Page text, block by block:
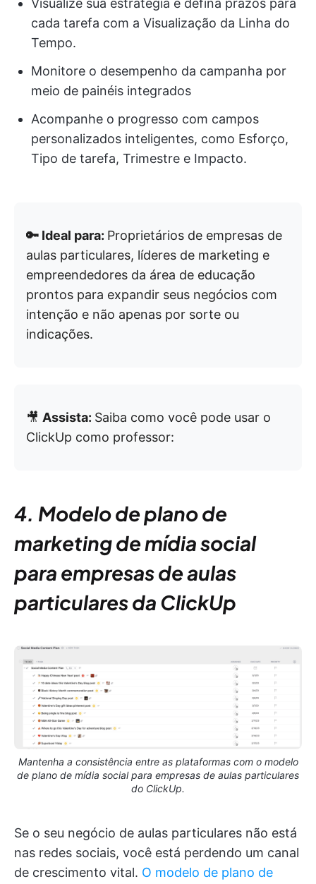
Visualize sua estratégia e defina prazos para
cada tarefa com a Visualização da Linha do
Tempo.
Monitore o desempenho da campanha por
meio de painéis integrados
Acompanhe o progresso com campos
personalizados inteligentes, como Esforço,
Tipo de tarefa, Trimestre e Impacto.
🔑 Ideal para: Proprietários de empresas de
aulas particulares, líderes de marketing e
empreendedores da área de educação
prontos para expandir seus negócios com
intenção e não apenas por sorte ou
indicações.
🎥 Assista: Saiba como você pode usar o
ClickUp como professor:
4. Modelo de plano de
marketing de mídia social
para empresas de aulas
particulares da ClickUp
Mantenha a consistência entre as plataformas com o modelo
de plano de mídia social para empresas de aulas particulares
do ClickUp.
Se o seu negócio de aulas particulares não está
nas redes sociais, você está perdendo um canal
de crescimento vital. O modelo de plano de